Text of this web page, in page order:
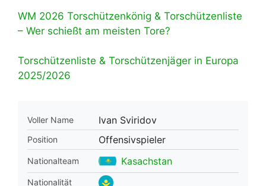
WM 2026 Torschützenkönig & Torschützenliste
– Wer schießt am meisten Tore?
Torschützenliste & Torschützenjäger in Europa
2025/2026
Voller Name Ivan Sviridov
Position Offensivspieler
Nationalteam Kasachstan
Nationalität